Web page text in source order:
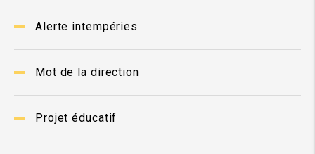
Alerte intempéries
Mot de la direction
Projet éducatif